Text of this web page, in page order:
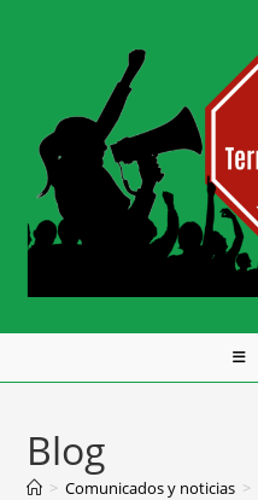
Blog
> Comunicados y noticias >